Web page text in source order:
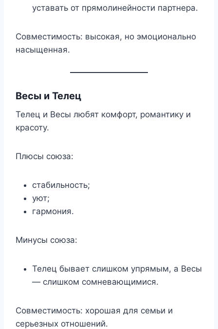
уставать от прямолинейности партнера.
Совместимость: высокая, но эмоционально
насыщенная.
Весы и Телец
Телец и Весы любят комфорт, романтику и
красоту.
Плюсы союза:
стабильность;
уют;
гармония.
Минусы союза:
Телец бывает слишком упрямым, а Весы
— слишком сомневающимися.
Совместимость: хорошая для семьи и
серьезных отношений.